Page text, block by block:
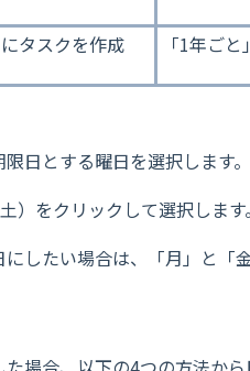
タスクを作成 「1年ご
日とする曜日を選択します
）をクリックして選択しま
したい場合は、「月」と「